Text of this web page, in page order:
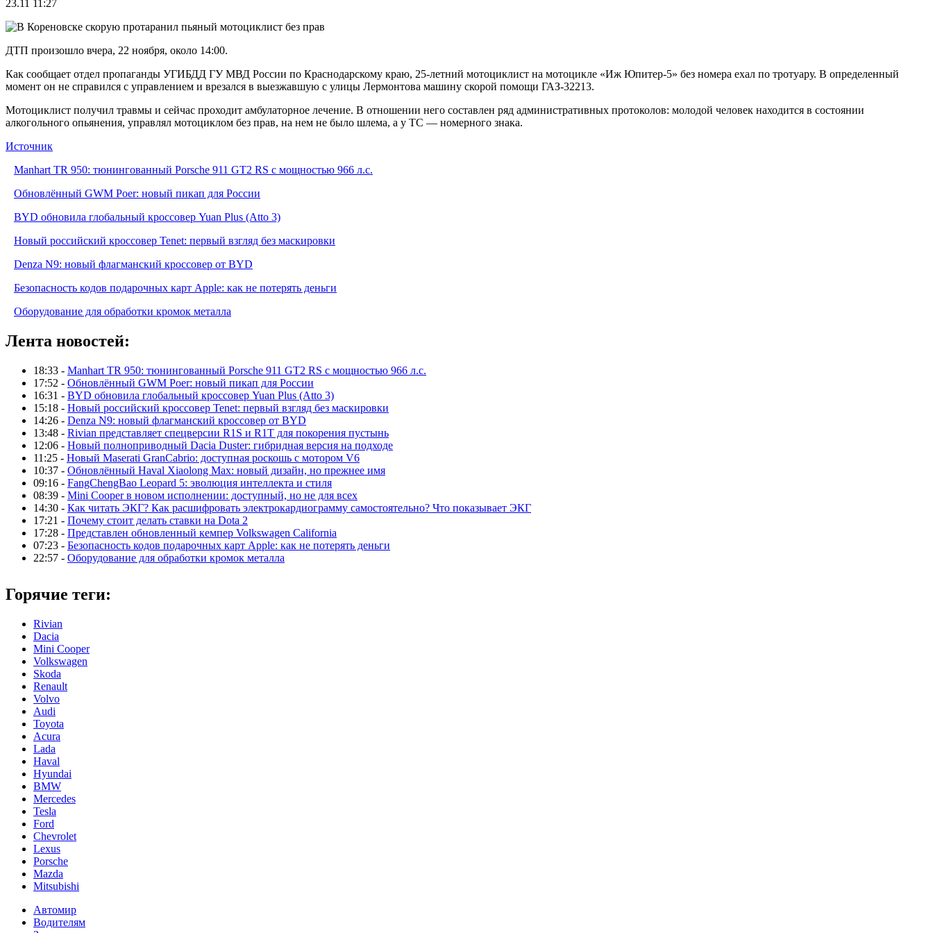
23.11 11:27
ДТП произошло вчера, 22 ноября, около 14:00.
Как сообщает отдел пропаганды УГИБДД ГУ МВД России по Краснодарскому краю, 25-летний мотоциклист на мотоцикле «Иж Юпитер-5» без номера ехал по тротуару. В определенный
момент он не справился с управлением и врезался в выезжавшую с улицы Лермонтова машину скорой помощи ГАЗ-32213.
Мотоциклист получил травмы и сейчас проходит амбулаторное лечение. В отношении него составлен ряд административных протоколов: молодой человек находится в состоянии
алкогольного опьянения, управлял мотоциклом без прав, на нем не было шлема, а у ТС — номерного знака.
Источник
Manhart TR 950: тюнингованный Porsche 911 GT2 RS с мощностью 966 л.с.
Обновлённый GWM Poer: новый пикап для России
BYD обновила глобальный кроссовер Yuan Plus (Atto 3)
Новый российский кроссовер Tenet: первый взгляд без маскировки
Denza N9: новый флагманский кроссовер от BYD
Безопасность кодов подарочных карт Apple: как не потерять деньги
Оборудование для обработки кромок металла
Лента новостей:
18:33 - Manhart TR 950: тюнингованный Porsche 911 GT2 RS с мощностью 966 л.с.
17:52 - Обновлённый GWM Poer: новый пикап для России
16:31 - BYD обновила глобальный кроссовер Yuan Plus (Atto 3)
15:18 - Новый российский кроссовер Tenet: первый взгляд без маскировки
14:26 - Denza N9: новый флагманский кроссовер от BYD
13:48 - Rivian представляет спецверсии R1S и R1T для покорения пустынь
12:06 - Новый полноприводный Dacia Duster: гибридная версия на подходе
11:25 - Новый Maserati GranCabrio: доступная роскошь с мотором V6
10:37 - Обновлённый Haval Xiaolong Max: новый дизайн, но прежнее имя
09:16 - FangChengBao Leopard 5: эволюция интеллекта и стиля
08:39 - Mini Cooper в новом исполнении: доступный, но не для всех
14:30 - Как читать ЭКГ? Как расшифровать электрокардиограмму самостоятельно? Что показывает ЭКГ
17:21 - Почему стоит делать ставки на Dota 2
17:28 - Представлен обновленный кемпер Volkswagen California
07:23 - Безопасность кодов подарочных карт Apple: как не потерять деньги
22:57 - Оборудование для обработки кромок металла
Горячие теги:
Rivian
Dacia
Mini Cooper
Volkswagen
Skoda
Renault
Volvo
Audi
Toyota
Acura
Lada
Haval
Hyundai
BMW
Mercedes
Tesla
Ford
Chevrolet
Lexus
Porsche
Mazda
Mitsubishi
Автомир
Водителям